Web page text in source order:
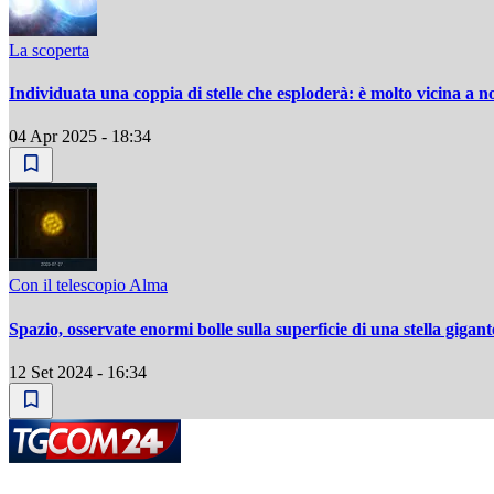
La scoperta
Individuata una coppia di stelle che esploderà: è molto vicina a
04 Apr 2025 - 18:34
Con il telescopio Alma
Spazio, osservate enormi bolle sulla superficie di una stella
12 Set 2024 - 16:34